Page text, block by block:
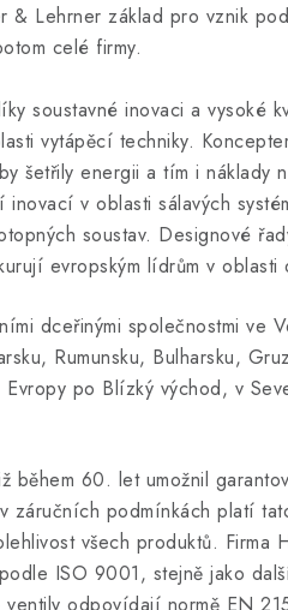
Lehrner základ pro vznik
celé firmy.
soustavné inovaci a vysoké
vytápěcí techniky.
šetřily energii a tím i náklady
v oblasti sálavých
soustav. Designové
evropským lídrům v oblasti
dceřinými společnostmi ve
Rumunsku, Bulharsku,
po Blízký východ, v
během 60. let umožnil
záručních podmínkách platí
všech produktů. Firma
ISO 9001, stejně jako